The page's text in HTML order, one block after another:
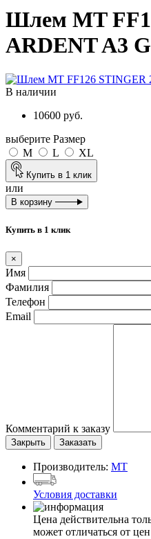
Шлем MT
ARDENT A3
В наличии
10600 руб.
выберите Размер
M
L XL
Купить в 1 клик
или
В корзину
Купить в 1 клик
×
Имя
Фамилия
Телефон
Email
Комментарий к заказу
Закрыть Заказать
Производитель: MT
Условия доставки
Цена действительна
может отличаться от